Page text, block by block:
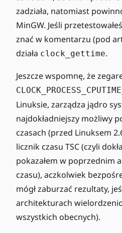
zadziała, natomiast
MinGW. Jeśli
znać w komentarzu (pod
działa clock_gettime.
Jeszcze wspomnę, że
Linuksie, zarządza jądro
najdokładniejszy możliwy
czasach (przed Linuksem
licznik czasu TSC (czyli
pokazałem w poprzednim
czasu), aczkolwiek
mógł zaburzać rezultaty,
architekturach
wszystkich obecnych).